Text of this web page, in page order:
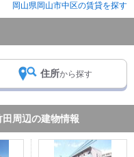
岡山県岡山市中区の賃貸を探す
住所から探す
周辺の建物情報